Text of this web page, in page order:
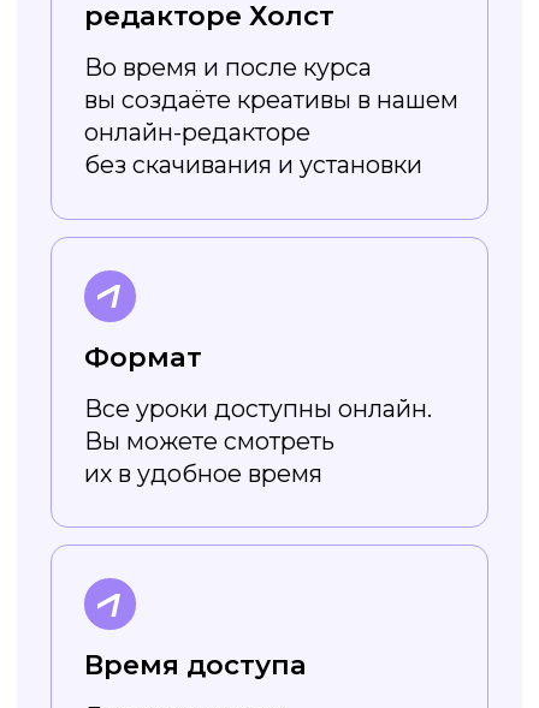
Регулярно
Постоянно появляются новые
шаблоны — например, на разные
сезоны и праздники. Вы легко
сможете найти подходящий
Не нужно скачивать
и устанавливать — весь
функционал доступен в онлайн-
режиме. Вы просто заходите
на сайт и создаёте картинки!
Доступен без VPN
Холст повторяет функционал
популярного сервиса создания
дизайна, но работает без
ограничений и VPN